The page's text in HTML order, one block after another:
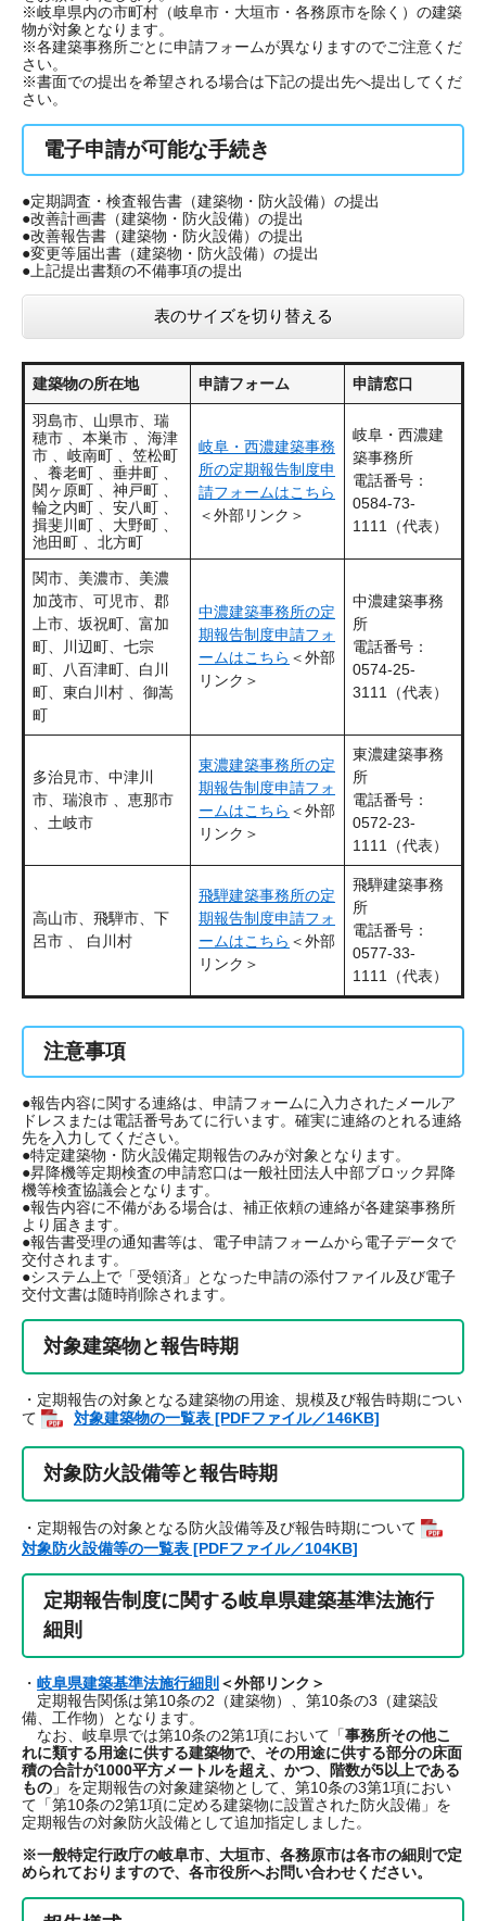
※岐阜県内の市町村（岐阜市・大垣市・各務原市を除く）の建築
物が対象となります​。
※各建築事務所ごとに申請フォームが異なりますのでご注意くだ
さい。​
※書面での提出を希望される場合は下記の提出先へ提出してくだ
さい。
電子申請が可能な手続き
●定期調査・検査報告書（建築物・防火設備）の提出
●改善計画書（建築物・防火設備）の提出
●改善報告書（建築物・防火設備）の提出
●変更等届出書（建築物・防火設備）の提出
●上記提出書類の不備事項の提出
表のサイズを切り替える
建築物の所在地 申請フォーム 申請窓口
羽島市、山県市、瑞
穂市 、本巣市 、海津
市 、岐南町 、笠松町
、養老町 、垂井町 、
関ヶ原町 、神戸町 、
輪之内町 、安八町 、
揖斐川町 、大野町 、
池田町 、北方町
岐阜・西濃建築事務
所の定期報告制度申
請フォームはこちら
＜外部リンク＞
岐阜・西濃建
築事務所
電話番号：
0584-73-
1111（代表）​​
関市、美濃市、美濃
加茂市、可児市、郡
上市、坂祝町、富加
町、川辺町、七宗
町、八百津町、白川
町、東白川村 、御嵩
町
中濃建築事務所の定
期報告制度申請フォ
ームはこちら ＜外部
リンク＞
中濃建築事務
所
電話番号：
0574-25-
3111（代表）​
多治見市、中津川
市、瑞浪市 、恵那市
、土岐市
東濃建築事務所の定
期報告制度申請フォ
ームはこちら ＜外部
リンク＞
東濃建築事務
所
電話番号：
0572-23-
1111（代表）​
高山市、飛騨市、下
呂市 、 白川村
飛騨建築事務所の定
期報告制度申請フォ
ームはこちら ＜外部
リンク＞
飛騨建築事務
所
電話番号：
0577-33-
1111（代表）​
注意事項
●報告内容に関する連絡は、申請フォームに入力されたメールア
ドレスまたは電話番号あてに行います。確実に連絡のとれる連絡
先を入力してください。
●特定建築物・防火設備定期報告のみが対象となります。
●昇降機等定期検査の申請窓口は一般社団法人中部ブロック昇降
機等検査協議会となります。
●報告内容に不備がある場合は、補正依頼の連絡が各建築事務所
より届きます。
●報告書受理の通知書等は、電子申請フォームから電子データで
交付されます。
●システム上で「受領済」となった申請の添付ファイル及び電子
交付文書は随時削除されます。
対象建築物と報告時期
・定期報告の対象となる建築物の用途、規模及び報告時期につい
て
対象建築物の一覧表 [PDFファイル／146KB]
対象防火設備等と報告時期
・定期報告の対象となる防火設備等及び報告時期について
対象防火設備等の一覧表 [PDFファイル／104KB]
定期報告制度に関する岐阜県建築基準法施行
細則
・ 岐阜県建築基準法施行細則 ＜外部リンク＞
定期報告関係は第10条の2（建築物）、第10条の3（建築設
備、工作物）となります。
なお、岐阜県では第10条の2第1項において「事務所その他こ
れに類する用途に供する建築物で、その用途に供する部分の床面
積の合計が1000平方メートルを超え、かつ、階数が5以上である
もの 」を定期報告の対象建築物として、第10条の3第1項におい
て「第10条の2第1項に定める建築物に設置された防火設備」を
定期報告の対象防火設備として追加指定しました。
※一般特定行政庁の岐阜市、大垣市、各務原市は各市の細則で定
められておりますので、各市役所へお問い合わせください。